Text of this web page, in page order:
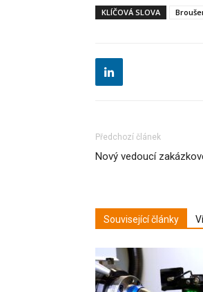
KLÍČOVÁ SLOVA
Předchozí článek
Nový vedoucí
Související články